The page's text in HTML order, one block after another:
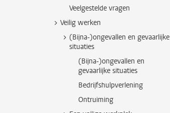
Veelgestelde vragen
Veilig werken
(Bijna-)ongevallen en gevaarlijke
situaties
(Bijna-)ongevallen en
gevaarlijke situaties
Bedrijfshulpverlening
Ontruiming